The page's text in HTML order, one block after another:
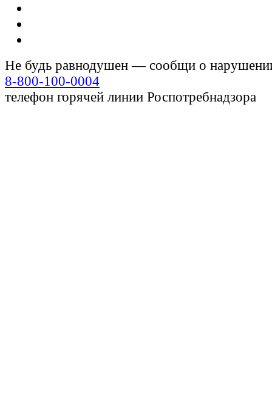
Не будь равнодушен — сообщи о
8-800-100-0004
телефон горячей линии Роспотребнадзора